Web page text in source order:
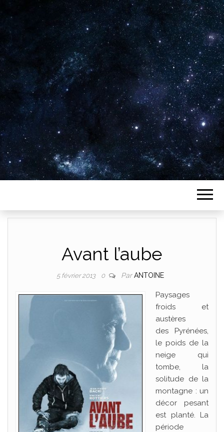
Plus de 2800 critiques de films
Avant l’aube
5 février 2013 0 ParANTOINE
Paysages
froids et
austères
des Pyrénées,
le poids de la
neige qui
tombe, la
solitude de la
montagne : un
décor pesant
est planté. La
période